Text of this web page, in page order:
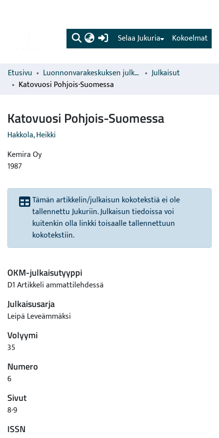
(current) Kokoelmat
Selaa Jukuria
Etusivu Luonnonvarakeskuksen julkaisut
Julkaisut
Katovuosi Pohjois-Suomessa
Katovuosi Pohjois-Suomessa
Hakkola, Heikki
Kemira Oy
1987
Tämän artikkelin/julkaisun kokotekstiä ei ole
tallennettu Jukuriin. Julkaisun tiedoissa voi
kuitenkin olla linkki toisaalle tallennettuun
kokotekstiin.
OKM-julkaisutyyppi
D1 Artikkeli ammattilehdessä
Julkaisusarja
Leipä Leveämmäksi
Volyymi
35
Numero
6
Sivut
8-9
ISSN